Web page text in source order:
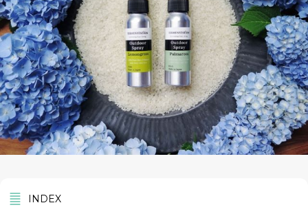
INDEX